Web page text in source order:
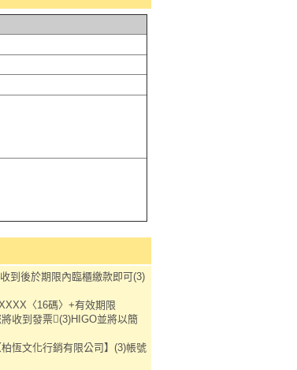
到後於期限內臨櫃繳款即可(3)
〈16碼〉+有效期限
收到發票(3)HIGO並將以簡
恆文化行銷有限公司】(3)帳號